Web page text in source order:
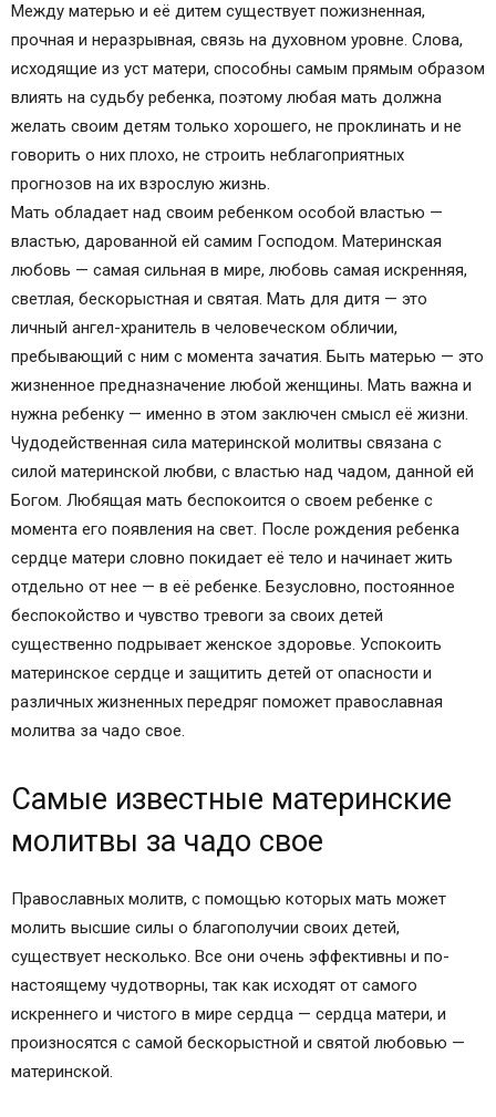
Сила материнской молитвы
Небесные покровители детей
Советы родителям
Материнская молитва за чадо свое к
Богородице
Мать и чадо ее
Молитвы за ребенка
Как выбрать необходимую молитву? Как и
когда читать?
Молитва за чадо свое Казанской Божьей
Матери
Православные иконы и молитвы
Информационный сайт про иконы, молитвы,
православные традиции.
Материнская молитва о детях, сыне, дочери и
своем чаде
Материнская молитва Богородице
Молитва о сыне — материнская молитва для
Молитва о дочери — материнская молитва с
Материнская молитва за чадо свое
Между матерью и её дитем существует пожизненная,
прочная и неразрывная, связь на духовном уровне. Слова,
исходящие из уст матери, способны самым прямым образом
влиять на судьбу ребенка, поэтому любая мать должна
желать своим детям только хорошего, не проклинать и не
говорить о них плохо, не строить неблагоприятных
прогнозов на их взрослую жизнь.
Мать обладает над своим ребенком особой властью —
властью, дарованной ей самим Господом. Материнская
любовь — самая сильная в мире, любовь самая искренняя,
светлая, бескорыстная и святая. Мать для дитя — это
личный ангел-хранитель в человеческом обличии,
пребывающий с ним с момента зачатия. Быть матерью — это
жизненное предназначение любой женщины. Мать важна и
нужна ребенку — именно в этом заключен смысл её жизни.
Чудодейственная сила материнской молитвы связана с
силой материнской любви, с властью над чадом, данной ей
Богом. Любящая мать беспокоится о своем ребенке с
момента его появления на свет. После рождения ребенка
сердце матери словно покидает её тело и начинает жить
отдельно от нее — в её ребенке. Безусловно, постоянное
беспокойство и чувство тревоги за своих детей
существенно подрывает женское здоровье. Успокоить
материнское сердце и защитить детей от опасности и
различных жизненных передряг поможет православная
молитва за чадо свое.
Самые известные материнские
молитвы за чадо свое
Православных молитв, с помощью которых мать может
молить высшие силы о благополучии своих детей,
существует несколько. Все они очень эффективны и по-
настоящему чудотворны, так как исходят от самого
искреннего и чистого в мире сердца — сердца матери, и
произносятся с самой бескорыстной и святой любовью —
материнской.